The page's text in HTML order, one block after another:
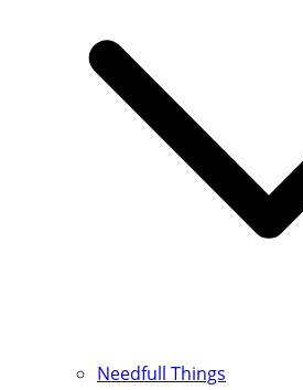
Needfull Things